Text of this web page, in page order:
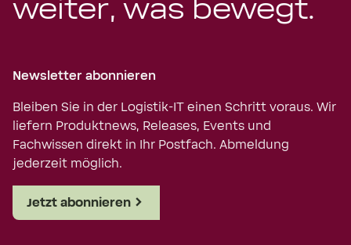
weiter, was bewegt.
Newsletter abonnieren
Bleiben Sie in der Logistik-IT einen Schritt voraus. Wir
liefern Produktnews, Releases, Events und
Fachwissen direkt in Ihr Postfach. Abmeldung
jederzeit möglich.
Jetzt abonnieren